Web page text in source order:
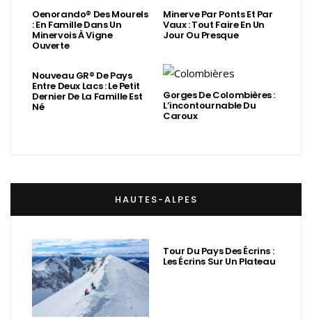
Oenorando® Des Mourels
: En Famille Dans Un
Minervois À Vigne
Ouverte
Minerve Par Ponts Et Par
Vaux : Tout Faire En Un
Jour Ou Presque
Nouveau GR® De Pays
Entre Deux Lacs : Le Petit
Dernier De La Famille Est
Né
Gorges De Colombières :
L’incontournable Du
Caroux
HAUTES-ALPES
Tour Du Pays Des Écrins :
Les Écrins Sur Un Plateau